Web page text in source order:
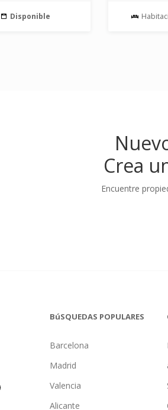
Disponible
Crea
Encuentre
BúSQUEDAS POPULARES
Barcelona
Madrid
Valencia
Alicante